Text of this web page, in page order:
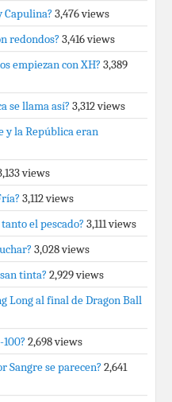
Capulina? 3,476 views
redondos? 3,416 views
empiezan con XH? 3,389
se llama así? 3,312 views
y la República eran
views
3,112 views
el pescado? 3,111 views
3,028 views
tinta? 2,929 views
Long al final de Dragon Ball
2,698 views
Sangre se parecen? 2,641